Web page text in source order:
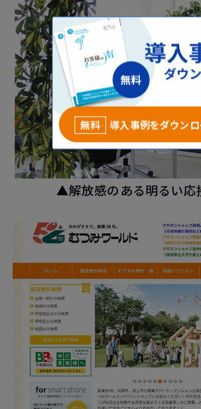
▲解放感のある明るい応
無料 導入事例をダウン